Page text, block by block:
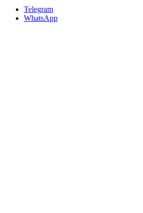
Telegram
WhatsApp